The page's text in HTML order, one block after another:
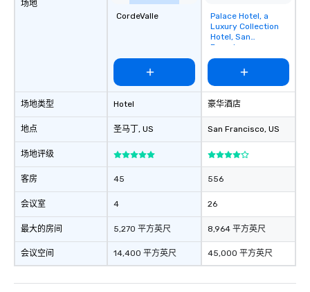
场地
场地类型
地点
场地评级
客房
会议室
最大的房间
会议空间
CordeValle
Hotel
圣马丁 , US
45
4
5,270 平方英尺
14,400 平方英尺
Removed from
favorites
Palace Hotel, a
Luxury Collection
Hotel, San
Francisco
豪华酒店
San Francisco, US
556
26
8,964 平方英尺
45,000 平方英尺